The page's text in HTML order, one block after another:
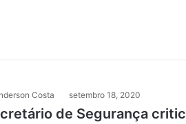
Costa setembro 18, 2020
de Segurança